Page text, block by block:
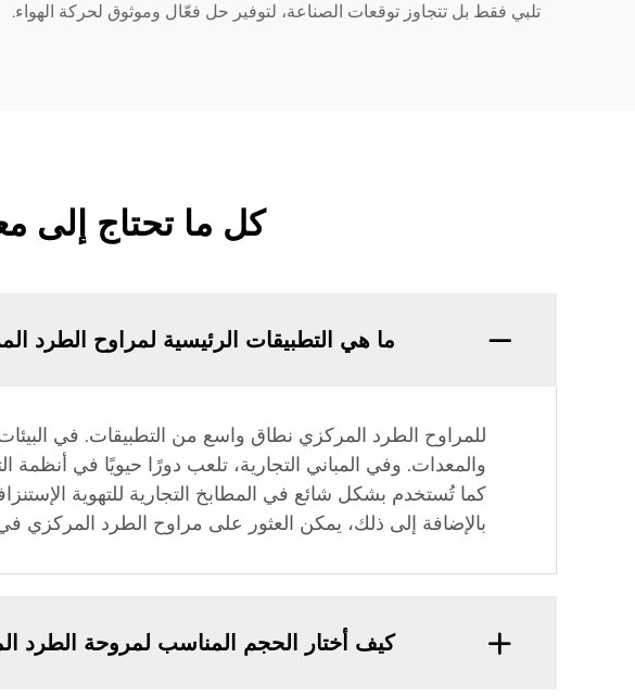
تلبي فقط بل تتجاوز توقعات الصناعة، لتوفير حل فعّال وموثوق لحركة الهواء.
كل ما تحتاج إلى
ما هي التطبيقات الرئيسية لمراوح الطرد
للمراوح الطرد المركزي نطاق واسع من التطبيقات. في البيئات
كما تُستخدم بشكل شائع في المطابخ التجارية للتهوية
بالإضافة إلى ذلك، يمكن العثور على مراوح الطرد المركزي
كيف أختار الحجم المناسب لمروحة الطرد